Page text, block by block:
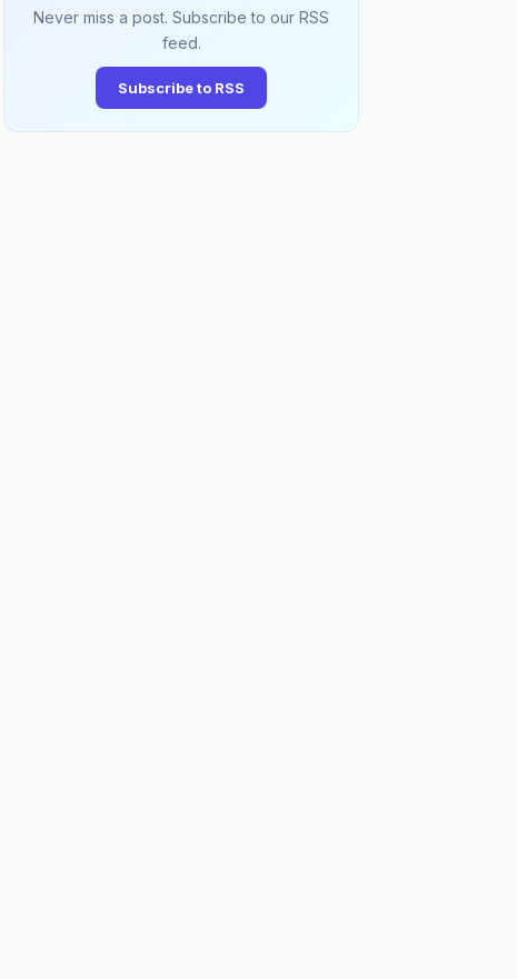
Never miss a post. Subscribe to our RSS
feed.
Subscribe to RSS